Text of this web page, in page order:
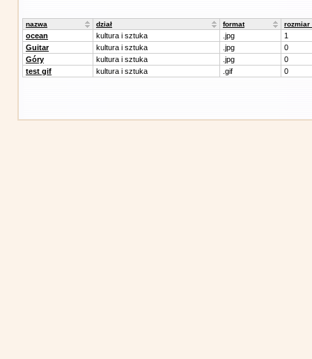
nazwa dział format rozmiar
ocean kultura i sztuka .jpg
1
Guitar
kultura i sztuka .jpg
0
Góry
kultura i sztuka .jpg
0
test gif
kultura i sztuka .gif 0